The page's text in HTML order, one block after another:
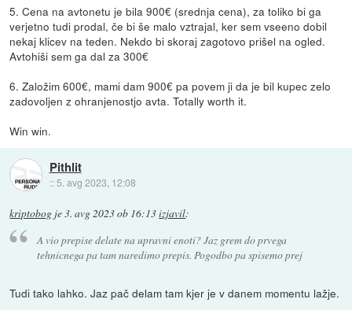
5. Cena na avtonetu je bila 900€ (srednja cena), za toliko bi ga
verjetno tudi prodal, če bi še malo vztrajal, ker sem vseeno dobil
nekaj klicev na teden. Nekdo bi skoraj zagotovo prišel na ogled.
Avtohiši sem ga dal za 300€
6. Založim 600€, mami dam 900€ pa povem ji da je bil kupec zelo
zadovoljen z ohranjenostjo avta. Totally worth it.
Win win.
Pithlit
:: 5. avg 2023, 12:08
kriptobog je3. avg 2023 ob 16:13izjavil:
A vio prepise delate na upravni enoti? Jaz grem do prvega
tehnicnega pa tam naredimo prepis. Pogodbo pa spisemo prej
Tudi tako lahko. Jaz pač delam tam kjer je v danem momentu lažje.